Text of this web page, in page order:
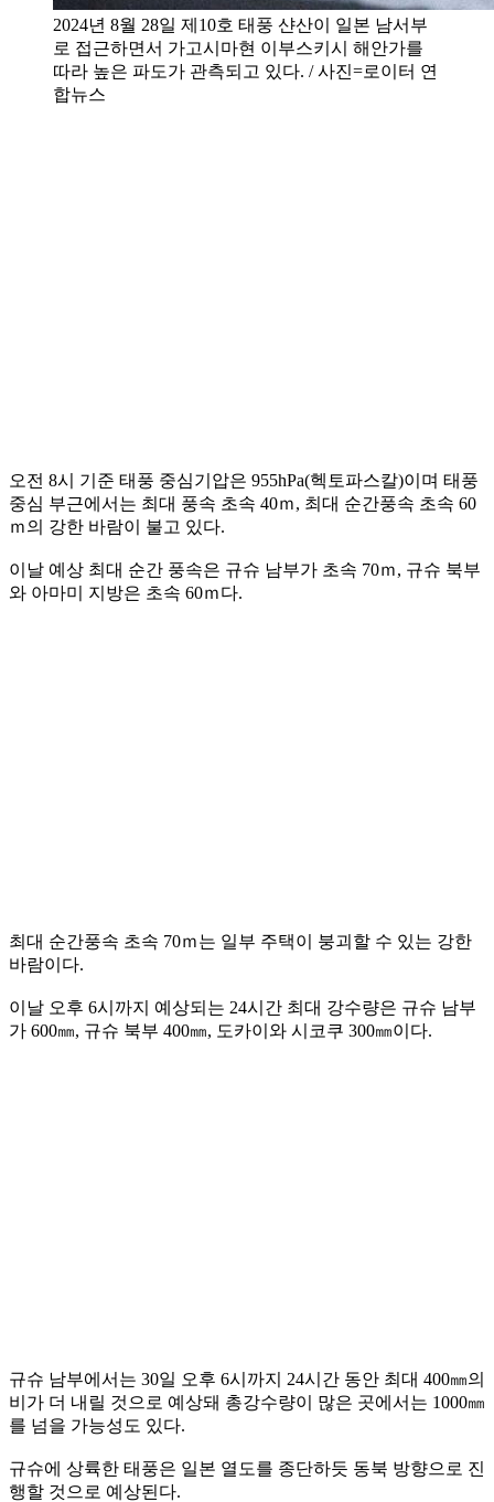
2024년 8월 28일 제10호 태풍 샨산이 일본 남서부
로 접근하면서 가고시마현 이부스키시 해안가를
따라 높은 파도가 관측되고 있다. / 사진=로이터 연
합뉴스
오전 8시 기준 태풍 중심기압은 955hPa(헥토파스칼)이며 태풍
중심 부근에서는 최대 풍속 초속 40ｍ, 최대 순간풍속 초속 60
ｍ의 강한 바람이 불고 있다.
이날 예상 최대 순간 풍속은 규슈 남부가 초속 70ｍ, 규슈 북부
와 아마미 지방은 초속 60ｍ다.
최대 순간풍속 초속 70ｍ는 일부 주택이 붕괴할 수 있는 강한
바람이다.
이날 오후 6시까지 예상되는 24시간 최대 강수량은 규슈 남부
가 600㎜, 규슈 북부 400㎜, 도카이와 시코쿠 300㎜이다.
규슈 남부에서는 30일 오후 6시까지 24시간 동안 최대 400㎜의
비가 더 내릴 것으로 예상돼 총강수량이 많은 곳에서는 1000㎜
를 넘을 가능성도 있다.
규슈에 상륙한 태풍은 일본 열도를 종단하듯 동북 방향으로 진
행할 것으로 예상된다.